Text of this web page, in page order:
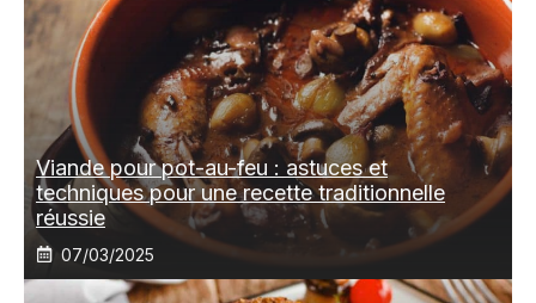
Viande pour pot-au-feu : astuces et
techniques pour une recette traditionnelle
réussie
07/03/2025